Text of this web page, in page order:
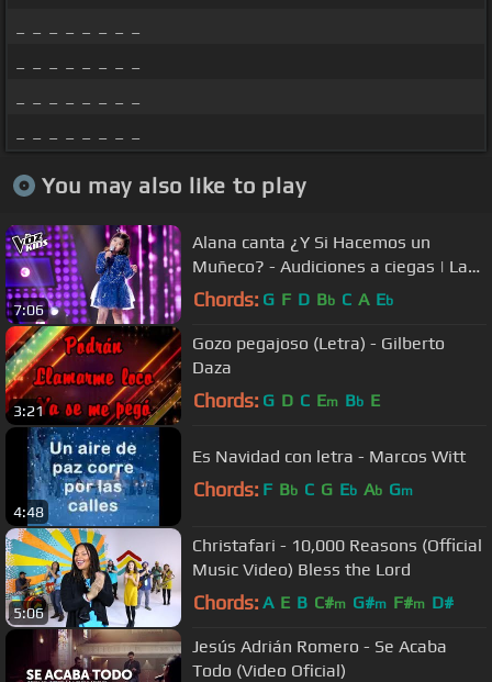
You may also like to play
7:06
Alana canta ¿Y Si Hacemos un
Muñeco? - Audiciones a ciegas | La
Voz Kids Colombia 2018
Chords: G F D Bb C A Eb
3:21
Gozo pegajoso (Letra) - Gilberto
Daza
Chords: G D C Em Bb E
4:48
Es Navidad con letra - Marcos Witt
Chords: F Bb C G Eb Ab Gm
5:06
Christafari - 10,000 Reasons (Official
Music Video) Bless the Lord
Chords: A E B C#m G#m F#m D#
Jesús Adrián Romero - Se Acaba
Todo (Video Oficial)